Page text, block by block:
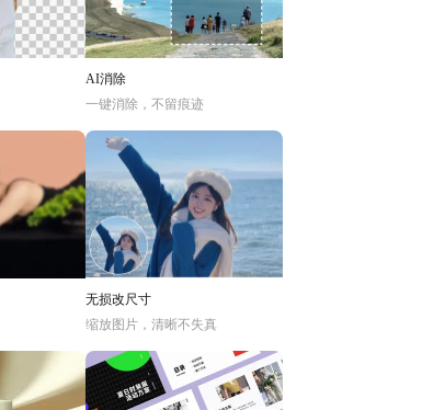
AI消除
一键消除，不留痕迹
无损改尺寸
缩放图片，清晰不失真